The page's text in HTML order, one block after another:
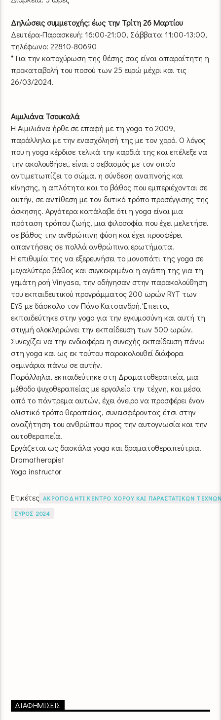
Δηλώσεις συμμετοχής: έως την Τρίτη 26 Μαρτίου
Δευτέρα-Παρασκευή: 16:00-21:00, Σάββατο: 11:00-13:00,
τηλέφωνο: 22810-80690
* Για την κατοχύρωση της θέσης σας είναι απαραίτητη η
προκαταβολή του ποσού των 25 ευρώ μέχρι και τις
26/03/2024.
Αιμιλιάνα Τσουκαλά
Η Αιμιλιάνα ήρθε σε επαφή με τη yoga το 2009,
παράλληλα με την ενασχόλησή της με τον χορό. Ο λόγος
που η yoga κέρδισε τελικά την καρδιά της και επέλεξε να
την ακολουθήσει, είναι ο σεβασμός με τον οποίο
αντιμετωπίζει το σώμα, η σύνδεση αναπνοής και
κίνησης, η απλότητα και το βάθος που εμπεριέχονται σε
αυτήν, σε αντίθεση με τον δυτικό τρόπο προσέγγισης της
άσκησης. Αργότερα κατάλαβε ότι η yoga είναι μια
πρόταση τρόπου ζωής, μια φιλοσοφία που έχει μελετήσει
σε βάθος την ανθρώπινη φύση και έχει προσφέρει
απαντήσεις σε πολλά ανθρώπινα ερωτήματα.
Η επιθυμία της να εξερευνήσει το μονοπάτι της yoga σε
μεγαλύτερο βάθος και συγκεκριμένα η αγάπη της για τη
γεμάτη ροή Vinyasa, την οδήγησαν στην παρακολούθηση
του εκπαιδευτικού προγράμματος 200 ωρών RYT των
ΕΥS με δάσκαλο τον Πάνο Κατσανδρή. Έπειτα,
εκπαιδεύτηκε στην yoga για την εγκυμοσύνη και αυτή τη
στιγμή ολοκληρώνει την εκπαίδευση των 500 ωρών.
Συνεχίζει να την ενδιαφέρει η συνεχής εκπαίδευση πάνω
στη yoga και ως εκ τούτου παρακολουθεί διάφορα
σεμινάρια πάνω σε αυτήν.
Παράλληλα, εκπαιδεύτηκε στη Δραματοθεραπεία, μια
μέθοδο ψυχοθεραπείας με εργαλείο την τέχνη, και μέσα
από το πάντρεμα αυτών, έχει όνειρο να προσφέρει έναν
ολιστικό τρόπο θεραπείας, συνεισφέροντας έτσι στην
αναζήτηση του ανθρώπου προς την αυτογνωσία και την
αυτοθεραπεία.
Εργάζεται ως δασκάλα yoga και δραματοθεραπεύτρια.
Dramatherapist
Yoga instructor
Ετικέτες ΑΚΡΟΠΟΔΗΤΙ ΚΕΝΤΡΟ ΧΟΡΟΥ ΚΑΙ ΠΑΡΑΣΤΑΤΙΚΩΝ
ΣΥΡΟΣ 2024
ΔΙΑΦΗΜΙΣΕΙΣ